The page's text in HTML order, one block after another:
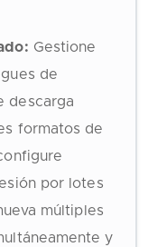
Gestione
de
descarga
formatos de
por lotes
múltiples
y